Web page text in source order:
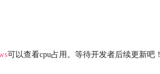
可以查看cpu占用。等待开发者后续更新吧！